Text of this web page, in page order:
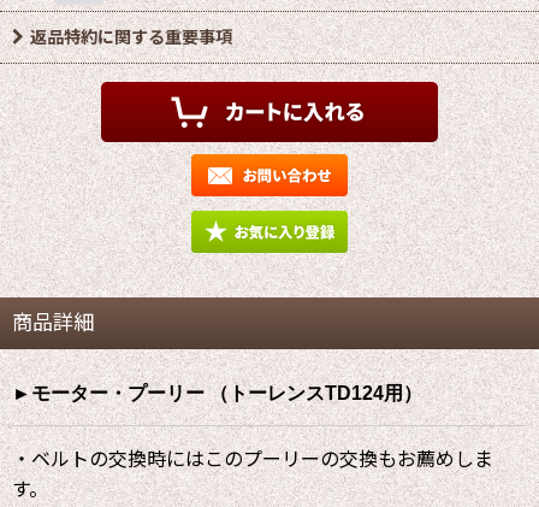
返品特約に関する重要事項
商品詳細
►モーター・プーリー （トーレンスTD124用）
・ベルトの交換時にはこのプーリーの交換もお薦めしま
す。